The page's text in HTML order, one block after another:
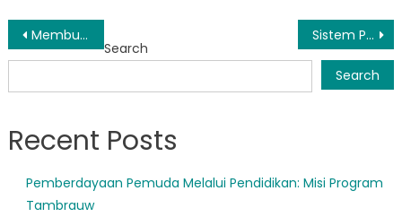
Post
navigation
Membuka Potensi: Kekuatan Transformatif Pendidikan di Tambrauw Sistem Pendidikan Tambrauw: Meninjau Lebih Dekat Kebijakan dan Praktik
Search
Search
Recent Posts
Pemberdayaan Pemuda Melalui Pendidikan: Misi Program
Tambrauw